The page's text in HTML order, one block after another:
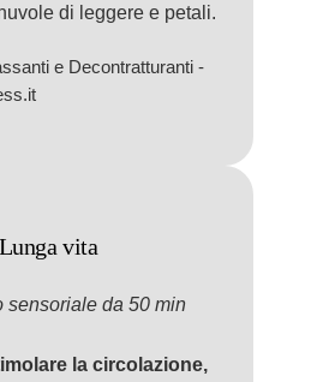
di leggere e petali.
Lunga vita
sensoriale da 50 min
la circolazione,